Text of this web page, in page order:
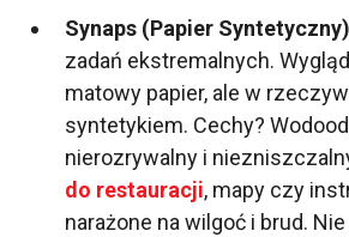
Synaps (Papier
zadań ekstremalnych.
matowy papier, ale w
syntetykiem. Cechy?
nierozrywalny i
do restauracji, mapy czy
narażone na wilgoć i brud.